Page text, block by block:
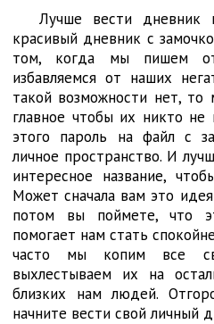
Лучше вести дневник
красивый дневник с
том, когда мы пишем
избавляемся от наших
такой возможности нет,
главное чтобы их никто не
этого пароль на файл с
личное пространство. И
интересное название,
Может сначала вам это
потом вы поймете, что
помогает нам стать
часто мы копим все
выхлестываем их на
близких нам людей.
начните вести свой личный